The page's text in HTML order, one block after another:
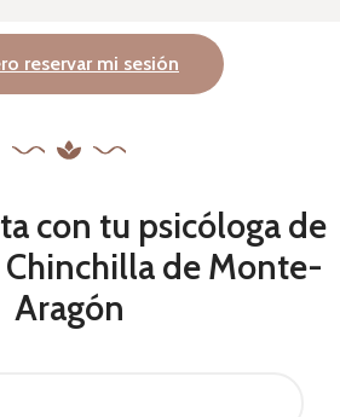
reservar mi sesión
con tu psicóloga de
de Monte-
Aragón